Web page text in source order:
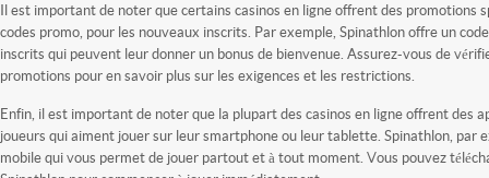
Il est important de noter que certains casinos en ligne offrent des promotions
codes promo, pour les nouveaux inscrits. Par exemple, Spinathlon offre un
inscrits qui peuvent leur donner un bonus de bienvenue. Assurez-vous de
promotions pour en savoir plus sur les exigences et les restrictions.
Enfin, il est important de noter que la plupart des casinos en ligne offrent des
joueurs qui aiment jouer sur leur smartphone ou leur tablette. Spinathlon, par
mobile qui vous permet de jouer partout et à tout moment. Vous pouvez